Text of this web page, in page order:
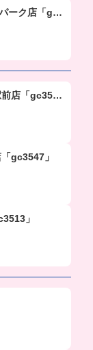
ーク店「gc6
店「gc356
gc3547」
」